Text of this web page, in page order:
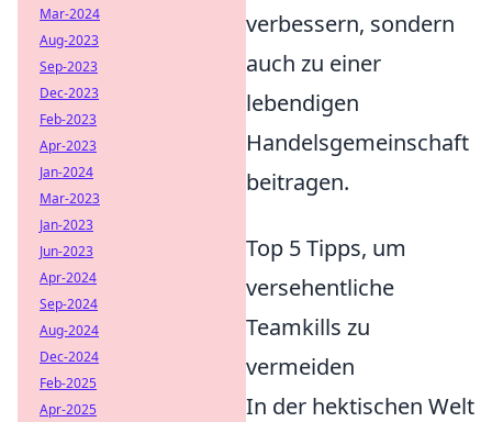
verbessern, sondern
auch zu einer
lebendigen
Handelsgemeinschaft
beitragen.
Top 5 Tipps, um
versehentliche
Teamkills zu
vermeiden
In der hektischen Welt
Mar-2024
Aug-2023
Sep-2023
Dec-2023
Feb-2023
Apr-2023
Jan-2024
Mar-2023
Jan-2023
Jun-2023
Apr-2024
Sep-2024
Aug-2024
Dec-2024
Feb-2025
Apr-2025